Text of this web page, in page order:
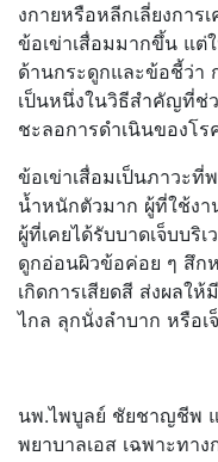
งกายหรือหลีกเลี่ยงการเ
ข้อเข่าเสื่อมมากขึ้น แต่
ด้านกระดูกและข้อชี้ว่า
เป็นหนึ่งในวิธีสำคัญที่ช่
ชะลอการดำเนินของโร
ข้อเข่าเสื่อมเป็นภาวะที่
น้ำหนักตัวมาก ผู้ที่ใช้งา
ผู้ที่เคยได้รับบาดเจ็บบริเ
ดูกอ่อนผิวข้อค่อย ๆ สึก
เกิดการเสียดสี ส่งผลใ
ไกล ลุกนั่งลำบาก หรือ
นพ.ไพบูลย์ ชัยชาญชีพ
พยาบาลเอส เฉพาะทา